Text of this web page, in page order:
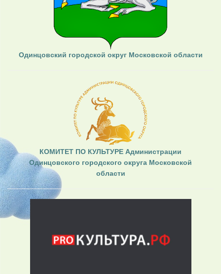
Одинцовский городской округ Московской области
КОМИТЕТ ПО КУЛЬТУРЕ Администрации
Одинцовского городского округа Московской
области